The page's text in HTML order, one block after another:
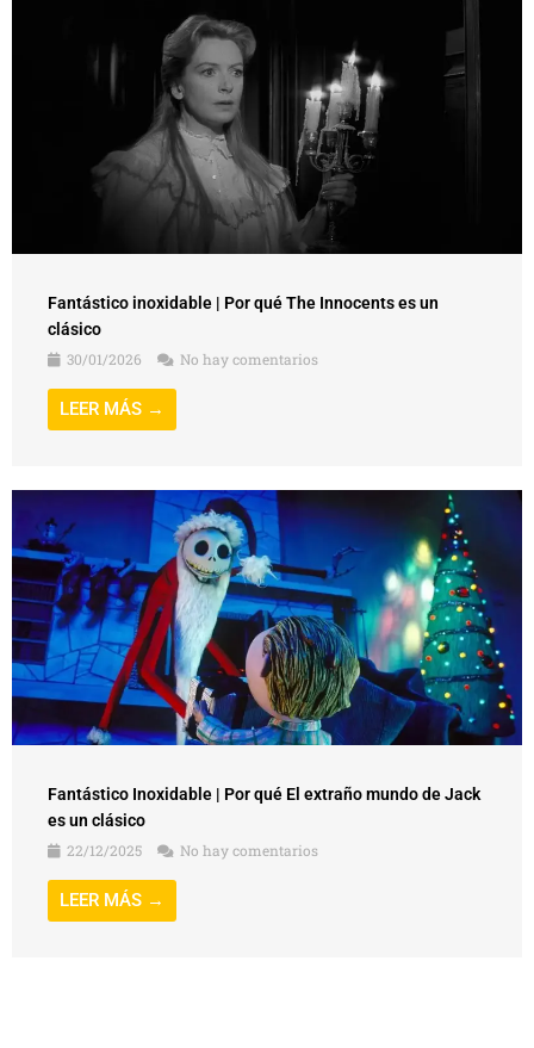
Fantástico inoxidable | Por qué The Innocents es un
clásico
30/01/2026
No hay comentarios
LEER MÁS →
Fantástico Inoxidable | Por qué El extraño mundo de Jack
es un clásico
22/12/2025
No hay comentarios
LEER MÁS →